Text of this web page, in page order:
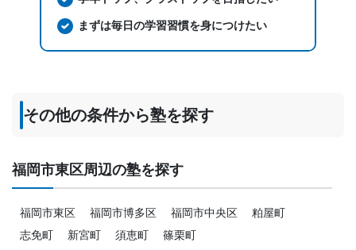
まずは毎日の学習習慣を身につけたい
その他の条件から塾を探す
福岡市東区周辺の塾を探す
福岡市東区 福岡市博多区 福岡市中央区
粕屋町
志免町
新宮町 須恵町 篠栗町